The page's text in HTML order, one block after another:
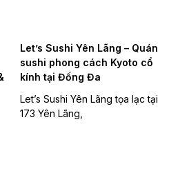
Let’s Sushi Yên Lãng – Quán
sushi phong cách Kyoto cổ
kính tại Đống Đa
Let’s Sushi Yên Lãng tọa lạc tại
173 Yên Lãng,